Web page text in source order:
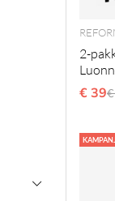
2-
€ 39